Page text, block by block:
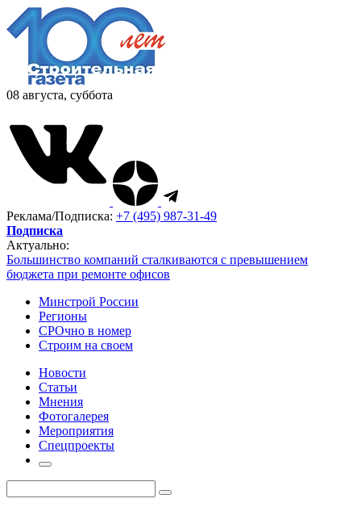
08 августа, суббота
Реклама/Подписка: +7 (495) 987-31-49
Подписка
Актуально:
Большинство компаний сталкиваются с превышением
бюджета при ремонте офисов
Минстрой России
Регионы
СРОчно в номер
Строим на своем
Новости
Статьи
Мнения
Фотогалерея
Мероприятия
Спецпроекты